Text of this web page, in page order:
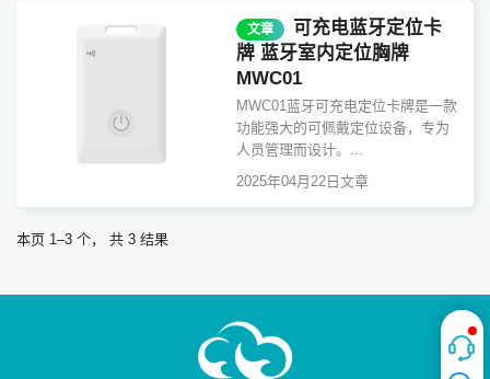
文章
可充电蓝牙定位卡
牌 蓝牙室内定位胸牌
MWC01
MWC01蓝牙可充电定位卡牌是一款
功能强大的可佩戴定位设备，专为
人员管理而设计。...
2025年04月22日文章
本页 1–3 个， 共 3 结果